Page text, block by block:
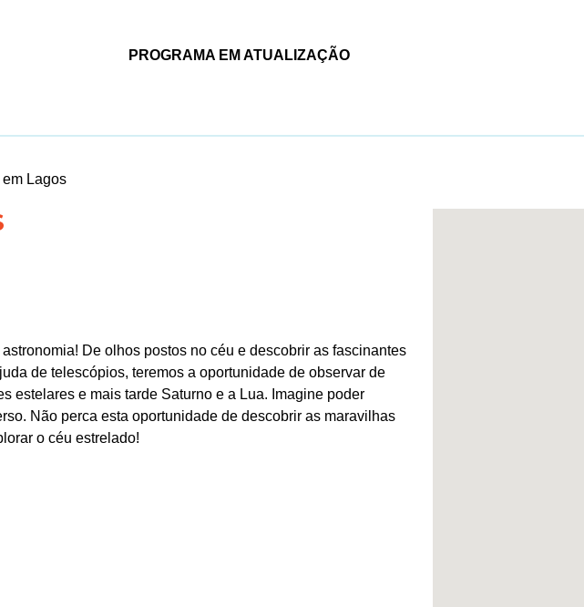
PROGRAMA EM ATUALIZAÇÃO
Lagos
De olhos postos no céu e descobrir as fascinantes
de telescópios, teremos a oportunidade de observar de
estelares e mais tarde Saturno e a Lua. Imagine poder
Não perca esta oportunidade de descobrir as maravilhas
o céu estrelado!